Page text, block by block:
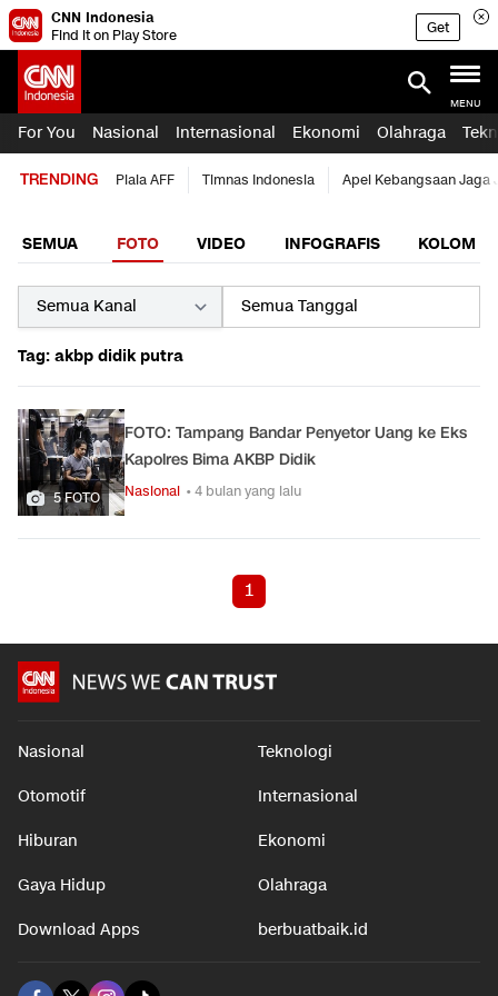
CNN Indonesia
Find it on Play Store
Get
MENU
For You Nasional Internasional Ekonomi Olahraga
TRENDING Piala AFF Timnas Indonesia Apel Kebangsaan Jaga
SEMUA FOTO VIDEO INFOGRAFIS KOLOM
Tag: akbp didik putra
5 FOTO
FOTO: Tampang Bandar Penyetor Uang ke Eks
Kapolres Bima AKBP Didik
Nasional • 4 bulan yang lalu
1
Nasional Teknologi
Otomotif Internasional
Hiburan Ekonomi
Gaya Hidup Olahraga
Download Apps berbuatbaik.id